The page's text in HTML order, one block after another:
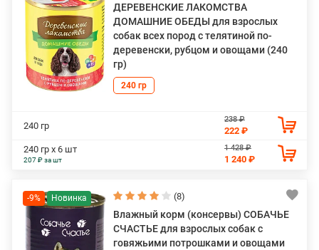
ДЕРЕВЕНСКИЕ ЛАКОМСТВА
ДОМАШНИЕ ОБЕДЫ для взрослых
собак всех пород с телятиной по-
деревенски, рубцом и овощами (240
гр)
240 гр
240 гр
238 ₽
222 ₽
240 гр х 6 шт
207 ₽ за шт
1 428 ₽
1 240 ₽
-9% (8)
Влажный корм (консервы) СОБАЧЬЕ
СЧАСТЬЕ для взрослых собак с
говяжьими потрошками и овощами